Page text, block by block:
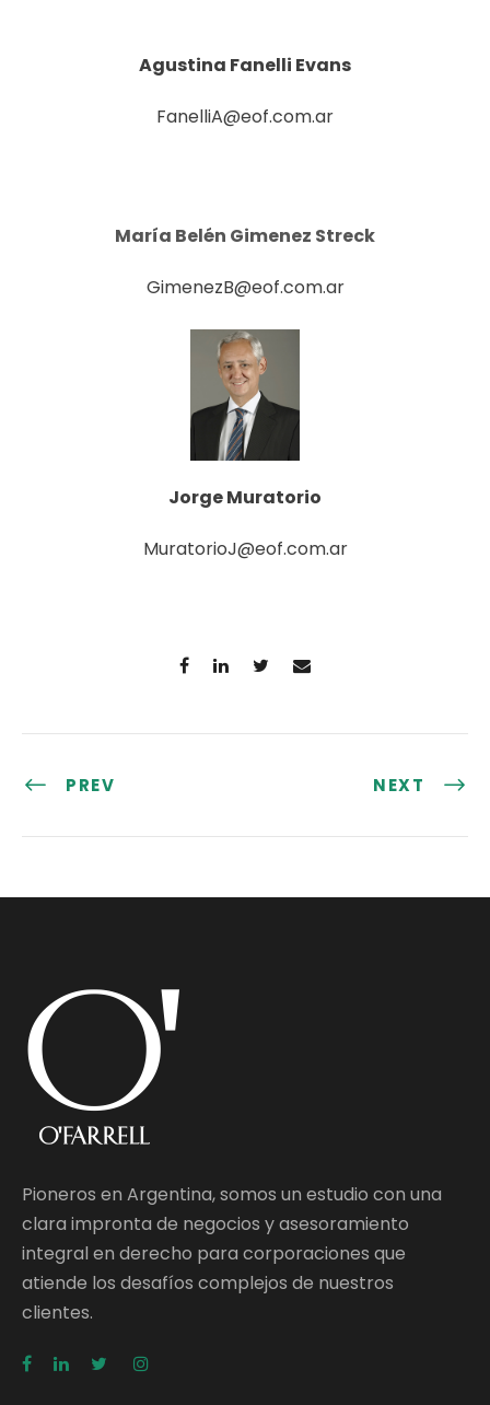
Agustina Fanelli Evans
FanelliA@eof.com.ar
María Belén Gimenez Streck
GimenezB@eof.com.ar
Jorge Muratorio
MuratorioJ@eof.com.ar
PREV NEXT
Pioneros en Argentina, somos un estudio con una
clara impronta de negocios y asesoramiento
integral en derecho para corporaciones que
atiende los desafíos complejos de nuestros
clientes.